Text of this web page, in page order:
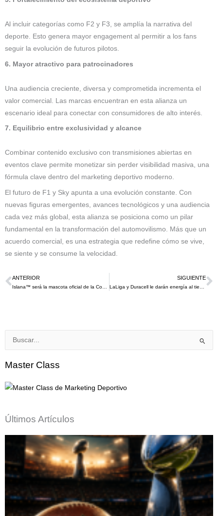
Al incluir categorías como F2 y F3, se amplía la narrativa del
deporte. Esto genera mayor engagement al permitir a los fans
seguir la evolución de futuros pilotos.
6. Mayor atractivo para patrocinadores
Una audiencia creciente, diversa y comprometida incrementa el
valor comercial. Las marcas encuentran en esta alianza un
escenario ideal para conectar con consumidores de alto interés.
7. Equilibrio entre exclusividad y alcance
Combinar contenido exclusivo con transmisiones abiertas en
eventos clave permite monetizar sin perder visibilidad masiva, una
fórmula clave dentro del marketing deportivo moderno.
El futuro de F1 y Sky apunta a una evolución constante. Con
nuevas figuras emergentes, avances tecnológicos y una audiencia
cada vez más global, esta alianza se posiciona como un pilar
fundamental en la transformación del automovilismo. Más que un
acuerdo comercial, es una estrategia que redefine cómo se vive,
se siente y se consume la velocidad.
Ant
ANTERIOR SIGUIENTE
Buscar
Master Class
Últimos Artículos